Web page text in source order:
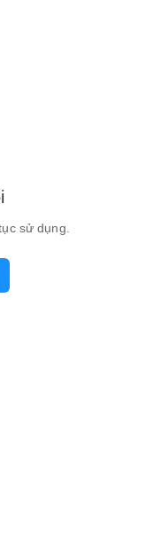
sử dụng.